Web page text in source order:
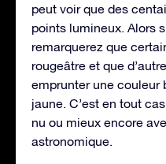
peut voir que des
points lumineux. Alors
remarquerez que
rougeâtre et que
emprunter une couleur
jaune. C’est en tout
nu ou mieux encore
astronomique.